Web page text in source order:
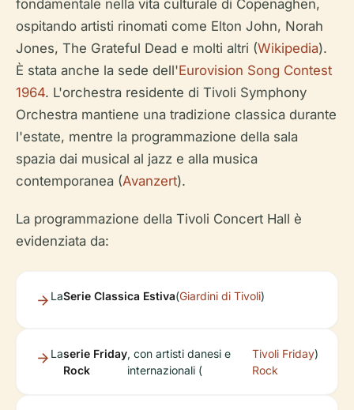
fondamentale nella vita culturale di Copenaghen,
ospitando artisti rinomati come Elton John, Norah
Jones, The Grateful Dead e molti altri (Wikipedia).
È stata anche la sede dell'Eurovision Song Contest
1964. L'orchestra residente di Tivoli Symphony
Orchestra mantiene una tradizione classica durante
l'estate, mentre la programmazione della sala
spazia dai musical al jazz e alla musica
contemporanea (Avanzert).
La programmazione della Tivoli Concert Hall è
evidenziata da:
LaSerie Classica Estiva(Giardini di Tivoli)
Laserie Friday
Rock
, con artisti danesi e
internazionali (
Tivoli Friday
Rock
)